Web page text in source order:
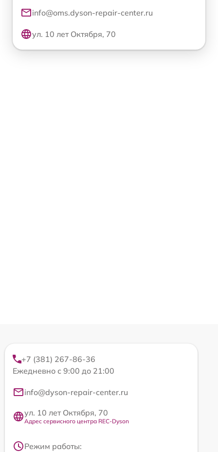
info@oms.dyson-repair-center.ru
ул. 10 лет Октября, 70
+7 (381) 267-86-36
Ежедневно с 9:00 до 21:00
info@dyson-repair-center.ru
ул. 10 лет Октября, 70
Адрес сервисного центра REC-Dyson
Режим работы: